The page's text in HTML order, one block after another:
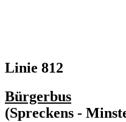
Linie 812
Bürgerbus
(Spreckens -